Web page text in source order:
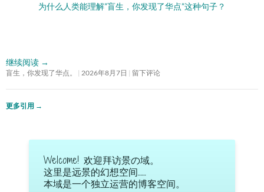
为什么人类能理解”盲生，你发现了华点”这种句子？
继续阅读 →
盲生，你发现了华点。 2026年8月7日 留下评论
更多引用 →
Welcome! 欢迎拜访景の域。
这里是远景的幻想空间……
本域是一个独立运营的博客空间。